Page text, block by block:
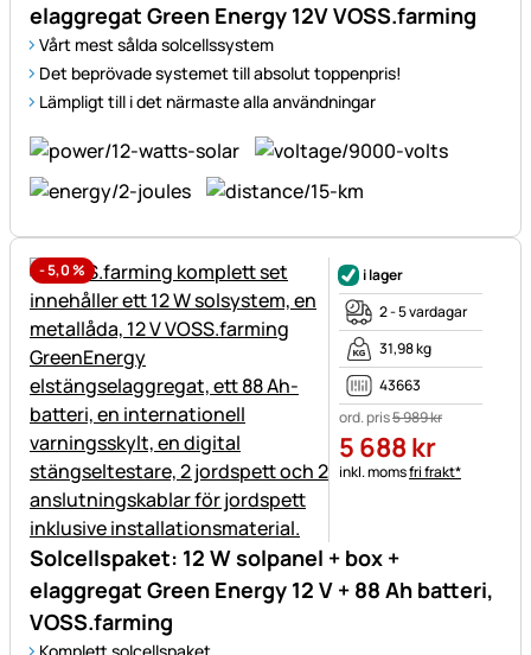
elaggregat Green Energy 12V VOSS.farming
Vårt mest sålda solcellssystem
Det beprövade systemet till absolut toppenpris!
Lämpligt till i det närmaste alla användningar
-5,0%
Solcellspaket: 12 W solpanel + box +
elaggregat Green Energy 12 V + 88 Ah batteri,
VOSS.farming
i lager
2 - 5 vardagar
31,98 kg
43663
ord. pris5 989kr
5 688kr
Skatteinformation:
inkl. momsfri frakt*